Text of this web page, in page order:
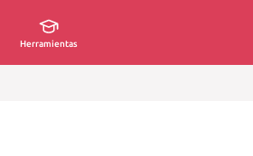
Herramientas